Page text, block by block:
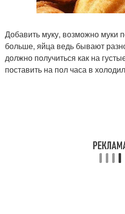
Добавить муку, возможно муки
больше, яйца ведь бывают
должно получиться как на
поставить на пол часа в